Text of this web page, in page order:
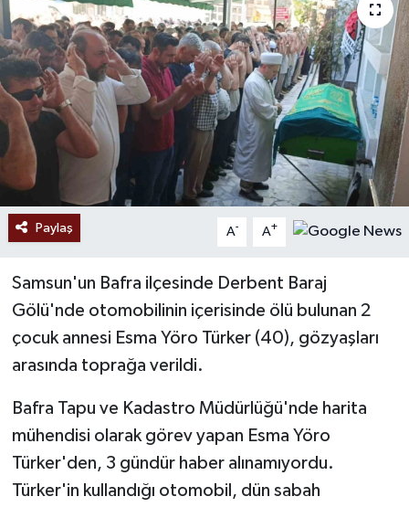
Paylaş A- A+
Samsun'un Bafra ilçesinde Derbent Baraj
Gölü'nde otomobilinin içerisinde ölü bulunan 2
çocuk annesi Esma Yöro Türker (40), gözyaşları
arasında toprağa verildi.
Bafra Tapu ve Kadastro Müdürlüğü'nde harita
mühendisi olarak görev yapan Esma Yöro
Türker'den, 3 gündür haber alınamıyordu.
Türker'in kullandığı otomobil, dün sabah